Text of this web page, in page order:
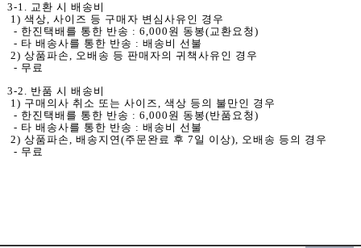
3-1. 교환 시 배송비
1) 색상, 사이즈 등 구매자 변심사유인 경우
- 한진택배를 통한 반송 : 6,000원 동봉(교환요청)
- 타 배송사를 통한 반송 : 배송비 선불
2) 상품파손, 오배송 등 판매자의 귀책사유인 경우
- 무료
3-2. 반품 시 배송비
1) 구매의사 취소 또는 사이즈, 색상 등의 불만인 경우
- 한진택배를 통한 반송 : 6,000원 동봉(반품요청)
- 타 배송사를 통한 반송 : 배송비 선불
2) 상품파손, 배송지연(주문완료 후 7일 이상), 오배송 등의 경우
- 무료